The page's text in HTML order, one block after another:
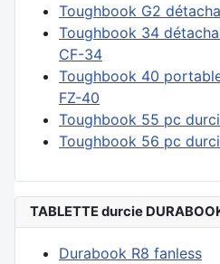
Toughbook G2
Toughbook 34
CF-34
Toughbook 40
FZ-40
Toughbook 55 pc
Toughbook 56 pc
TABLETTE durcie
Durabook R8 fanless